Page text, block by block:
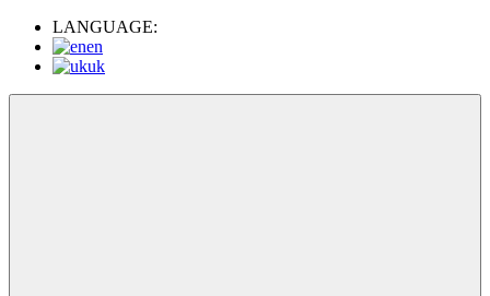
LANGUAGE:
en
uk